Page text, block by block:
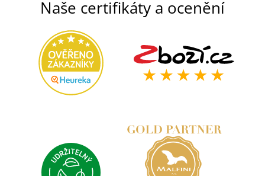
Naše certifikáty a ocenění